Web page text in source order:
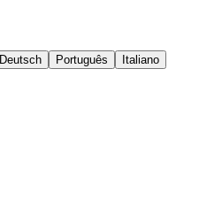
Deutsch Português
Italiano